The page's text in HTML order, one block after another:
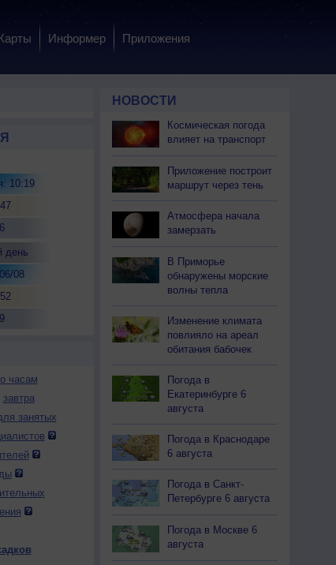
Информер Приложения
10:19
день
08
часам
завтра
занятых
НОВОСТИ
Космическая погода
влияет на транспорт
Приложение построит
маршрут через тень
Атмосфера начала
замерзать
В Приморье
обнаружены морские
волны тепла
Изменение климата
повлияло на ареал
обитания бабочек
Погода в
Екатеринбурге 6
августа
Погода в Краснодаре
6 августа
Погода в Санкт-
Петербурге 6 августа
Погода в Москве 6
августа